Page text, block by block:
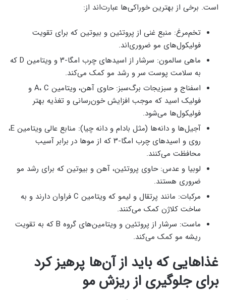
است. برخی از بهترین خوراکی‌ها عبارت‌اند از:
تخم‌مرغ: منبع غنی از پروتئین و بیوتین که برای تقویت
فولیکول‌های مو ضروری‌اند.
ماهی سالمون: سرشار از اسیدهای چرب امگا-۳ و ویتامین D که
به سلامت پوست سر و رشد مو کمک می‌کند.
اسفناج و سبزیجات برگ‌سبز: حاوی آهن، ویتامین A، C و
فولیک اسید که موجب افزایش خون‌رسانی و تغذیه بهتر
فولیکول‌ها می‌شود.
آجیل‌ها و دانه‌ها (مثل بادام و دانه چیا): منابع عالی ویتامین E،
روی و اسیدهای چرب امگا-۳ که از موها در برابر آسیب
محافظت می‌کنند.
لوبیا و عدس: حاوی پروتئین، آهن و بیوتین که برای رشد مو
ضروری هستند.
مرکبات: مانند پرتقال و لیمو که ویتامین C فراوان دارند و به
ساخت کلاژن کمک می‌کنند.
ماست: سرشار از پروتئین و ویتامین‌های گروه B که به تقویت
ریشه مو کمک می‌کند.
غذاهایی که باید از آن‌ها پرهیز کرد
برای جلوگیری از ریزش مو